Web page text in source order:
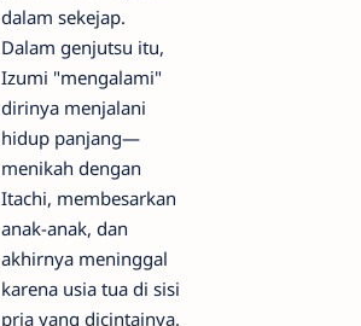
dalam sekejap.
Dalam genjutsu itu,
Izumi "mengalami"
dirinya menjalani
hidup panjang—
menikah dengan
Itachi, membesarkan
anak-anak, dan
akhirnya meninggal
karena usia tua di sisi
pria yang dicintainya.